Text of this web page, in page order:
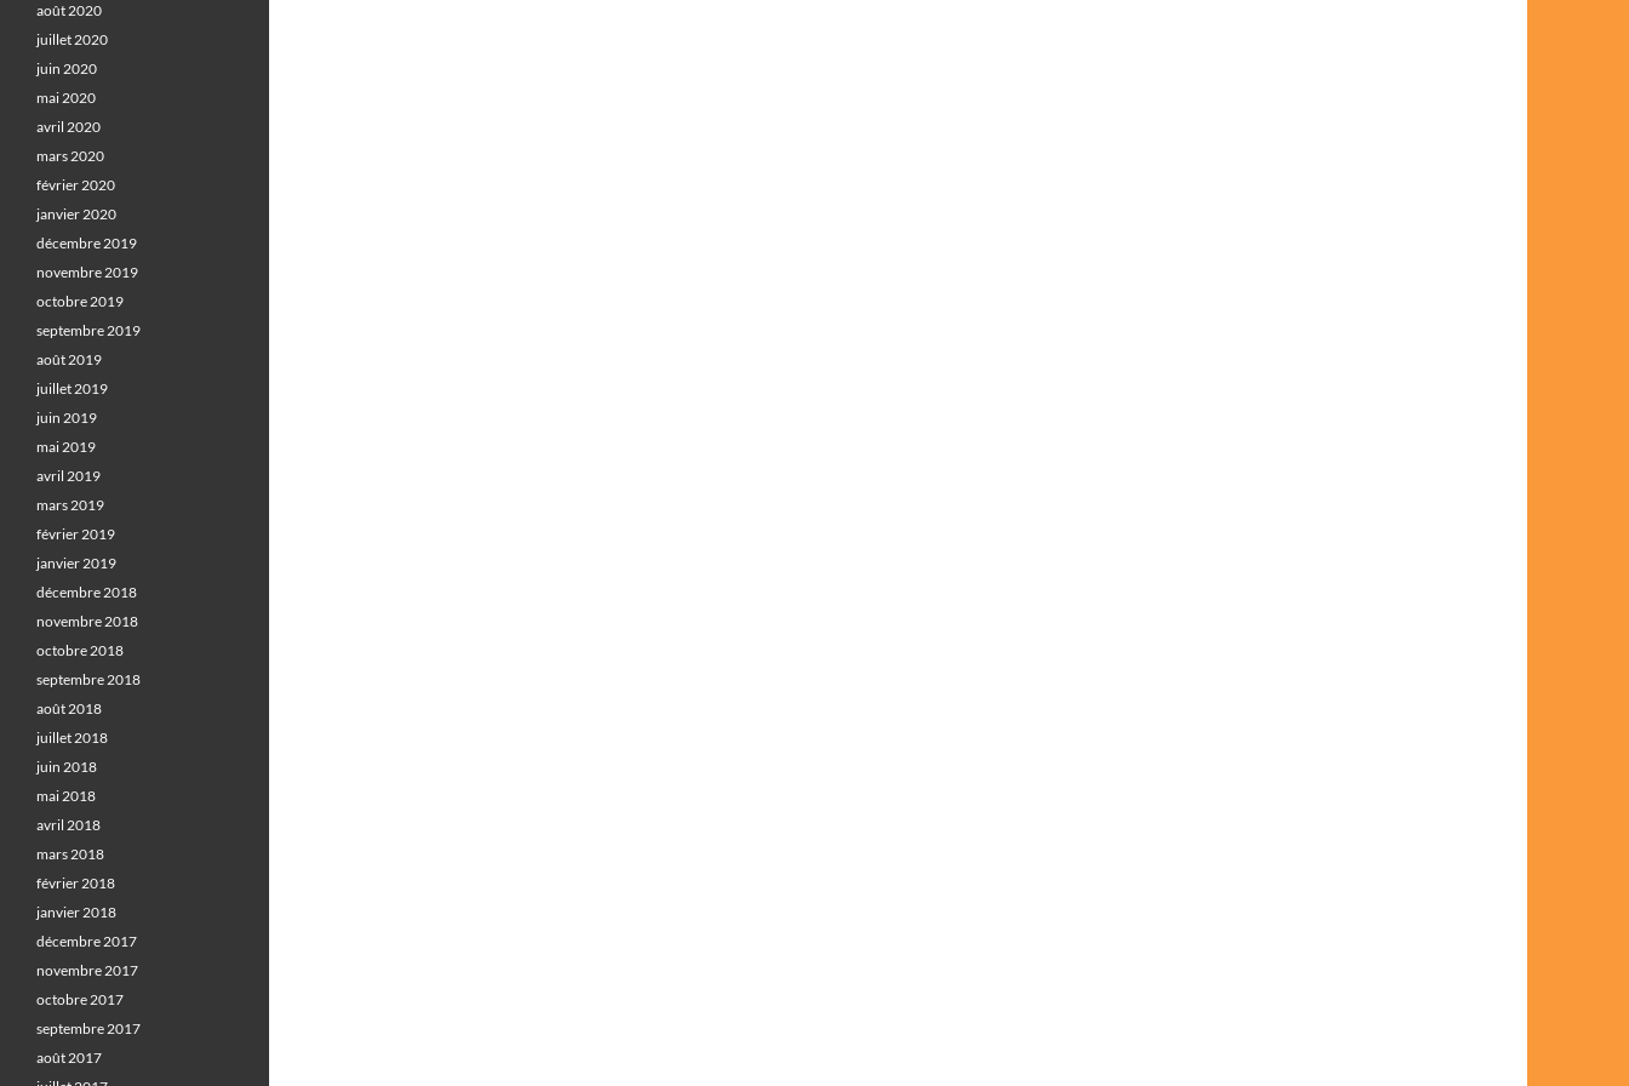
août 2020
juillet 2020
juin 2020
mai 2020
avril 2020
mars 2020
février 2020
janvier 2020
décembre 2019
novembre 2019
octobre 2019
septembre 2019
août 2019
juillet 2019
juin 2019
mai 2019
avril 2019
mars 2019
février 2019
janvier 2019
décembre 2018
novembre 2018
octobre 2018
septembre 2018
août 2018
juillet 2018
juin 2018
mai 2018
avril 2018
mars 2018
février 2018
janvier 2018
décembre 2017
novembre 2017
octobre 2017
septembre 2017
août 2017